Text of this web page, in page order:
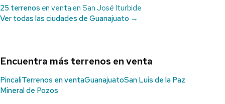
25 terrenos en venta en San José Iturbide
Ver todas las ciudades de Guanajuato →
Encuentra más terrenos en venta
PincaliTerrenos en ventaGuanajuatoSan Luis de la Paz
Mineral de Pozos